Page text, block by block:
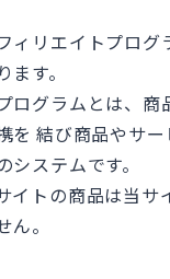
ィリエイトプログ
ます。
ログラムとは、商
を 結び商品やサ
システムです。
イトの商品は当サ
ん。